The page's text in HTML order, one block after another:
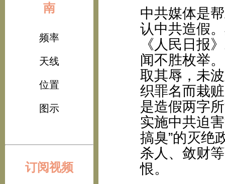
南
频率
天线
位置
图示
订阅视频
中共媒体是
认中共造假
《人民日报
闻不胜枚举
取其辱，未
织罪名而栽
是造假两字
实施中共迫
搞臭”的灭绝
杀人、敛财
恨。